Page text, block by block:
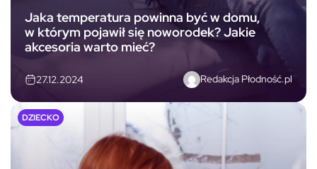
Jaka temperatura powinna być w domu,
w którym pojawił się noworodek? Jakie
akcesoria warto mieć?
27.12.2024 Redakcja Płodność.pl
DZIECKO